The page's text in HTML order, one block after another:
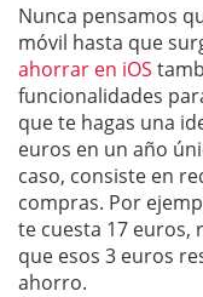
Nunca pensamos
móvil hasta que
ahorrar en iOS
funcionalidades
que te hagas una
euros en un año
caso, consiste en
compras. Por
te cuesta 17 euros,
que esos 3 euros
ahorro.